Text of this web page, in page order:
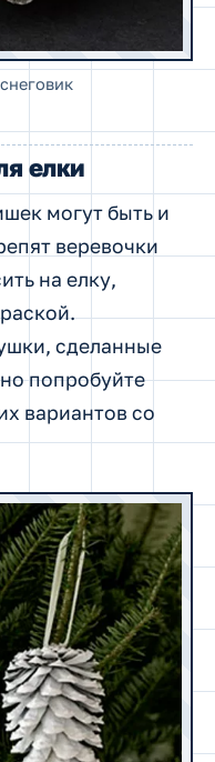
елки
могут быть и
веревочки
на елку,
сделанные
попробуйте
вариантов со